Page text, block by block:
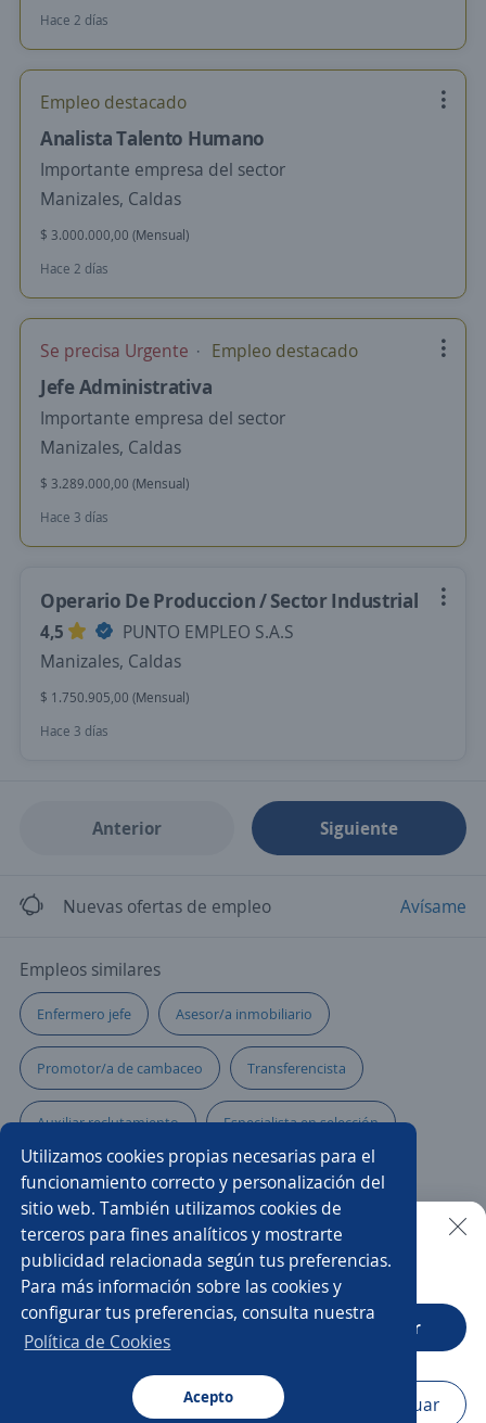
Utilizamos cookies propias necesarias para el
funcionamiento correcto y personalización del
sitio web. También utilizamos cookies de
terceros para fines analíticos y mostrarte
publicidad relacionada según tus preferencias.
Para más información sobre las cookies y
configurar tus preferencias, consulta nuestra
Política de Cookies
Acepto
Hace 2 días
Empleo destacado
Analista Talento Humano
Importante empresa del sector
Manizales, Caldas
$ 3.000.000,00 (Mensual)
Hace 2 días
Se precisa Urgente Empleo destacado
Jefe Administrativa
Importante empresa del sector
Manizales, Caldas
$ 3.289.000,00 (Mensual)
Hace 3 días
Operario De Produccion / Sector Industrial
4,5
PUNTO EMPLEO S.A.S
Manizales, Caldas
$ 1.750.905,00 (Mensual)
Hace 3 días
Anterior Siguiente
Nuevas ofertas de empleo Avísame
Empleos similares
Enfermero jefe Asesor/a inmobiliario
Promotor/a de cambaceo Transferencista
Auxiliar reclutamiento Especialista en selección
Domiciliario/a con moto Mercaimpulsador
Coordinador/a de gestión humana
Practicante recursos humanos Asistente de producción
Producción Auxiliar contable
Gestión Humana
Buscar es más fácil en la app
CT App Abrir
Navegador Continuar